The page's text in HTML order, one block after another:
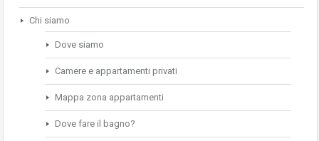
Chi siamo
Dove siamo
Camere e appartamenti privati
Mappa zona appartamenti
Dove fare il bagno?